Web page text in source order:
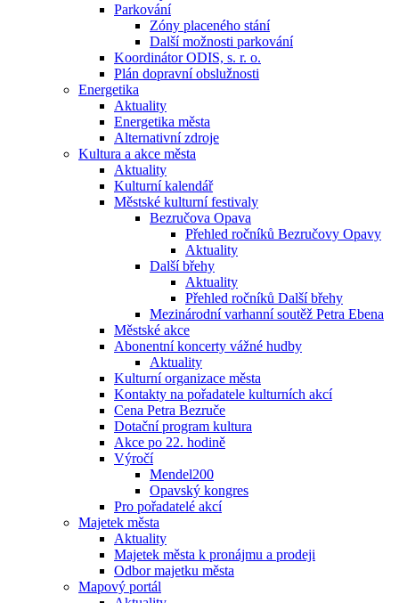
Parkování
Zóny placeného stání
Další možnosti parkování
Koordinátor ODIS, s. r. o.
Plán dopravní obslužnosti
Energetika
Aktuality
Energetika města
Alternativní zdroje
Kultura a akce města
Aktuality
Kulturní kalendář
Městské kulturní festivaly
Bezručova Opava
Přehled ročníků Bezručovy Opavy
Aktuality
Další břehy
Aktuality
Přehled ročníků Další břehy
Mezinárodní varhanní soutěž Petra Ebena
Městské akce
Abonentní koncerty vážné hudby
Aktuality
Kulturní organizace města
Kontakty na pořadatele kulturních akcí
Cena Petra Bezruče
Dotační program kultura
Akce po 22. hodině
Výročí
Mendel200
Opavský kongres
Pro pořadatelé akcí
Majetek města
Aktuality
Majetek města k pronájmu a prodeji
Odbor majetku města
Mapový portál